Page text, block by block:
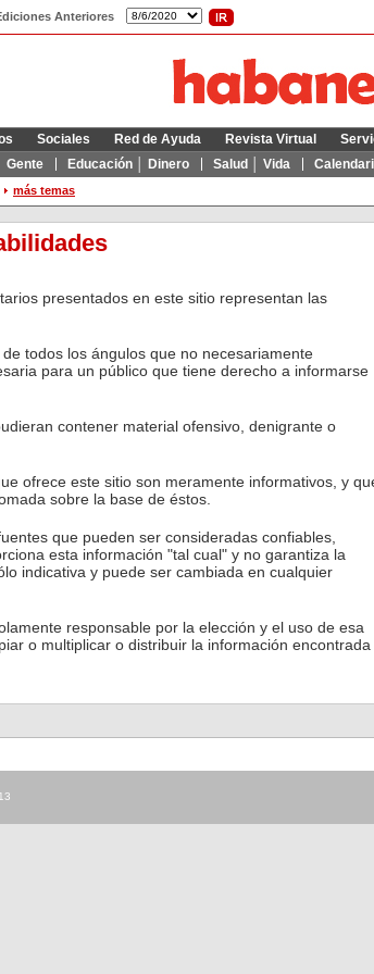
Anteriores
Gente Educación │ Dinero Salud │ Vida
Sociales Red de Ayuda Revista Virtual
más temas
presentados en este sitio representan las
todos los ángulos que no necesariamente
para un público que tiene derecho a informarse
contener material ofensivo, denigrante o
ofrece este sitio son meramente informativos, y
sobre la base de éstos.
que pueden ser consideradas confiables,
esta información "tal cual" y no garantiza la
indicativa y puede ser cambiada en cualquier
responsable por la elección y el uso de esa
o multiplicar o distribuir la información encontrada